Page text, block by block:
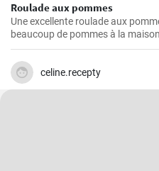
Roulade aux pommes
Une excellente roulade aux
beaucoup de pommes à la
rapide et facile qui plait toujours.
celine.recepty